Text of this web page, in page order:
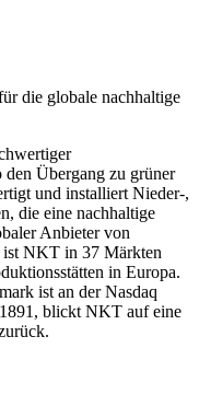
die globale nachhaltige
den Übergang zu grüner
und installiert Nieder-,
die eine nachhaltige
Anbieter von
ist NKT in 37 Märkten
in Europa.
ist an der Nasdaq
blickt NKT auf eine